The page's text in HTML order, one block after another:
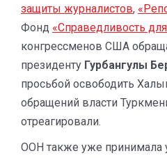
защиты журналистов,
Фонд «Справедливость
конгрессменов США
президенту Гурбангулы
просьбой освободить
обращений власти
отреагировали.
ООН также уже принимала